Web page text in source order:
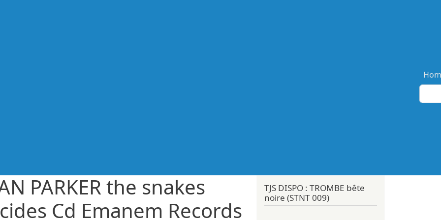
PARKER the snakes
Cd Emanem Records
TJS DISPO : TROMBE bête
noire (STNT 009)